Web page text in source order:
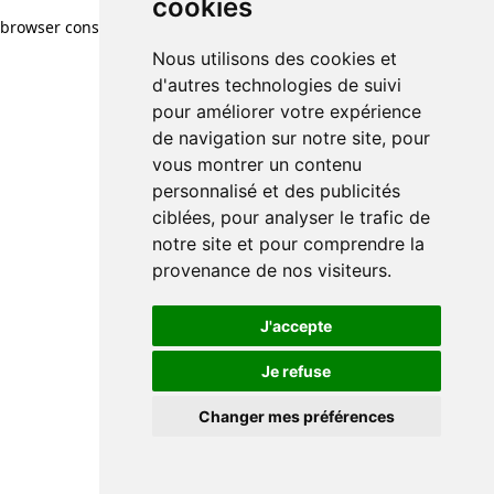
cookies
Nous utilisons des cookies et
d'autres technologies de suivi
pour améliorer votre expérience
de navigation sur notre site, pour
vous montrer un contenu
personnalisé et des publicités
ciblées, pour analyser le trafic de
notre site et pour comprendre la
provenance de nos visiteurs.
J'accepte
Je refuse
Changer mes préférences
browser console for more information)